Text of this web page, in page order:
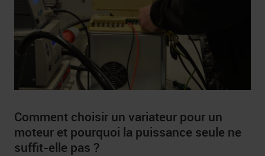
Comment choisir un variateur pour un
moteur et pourquoi la puissance seule ne
suffit-elle pas ?